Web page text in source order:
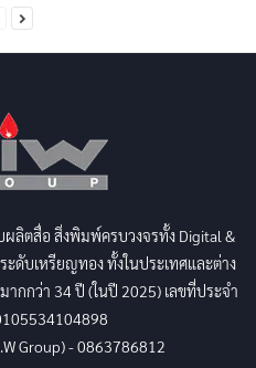
ลิตสื่อ สิ่งพิมพ์ครบวงจรทั้ง Digital &
ดับเหรียญทอง ทั้งในประเทศและต่าง
กกว่า 34 ปี (ในปี 2025) เลขที่ประจำ
Group) - 0863786812